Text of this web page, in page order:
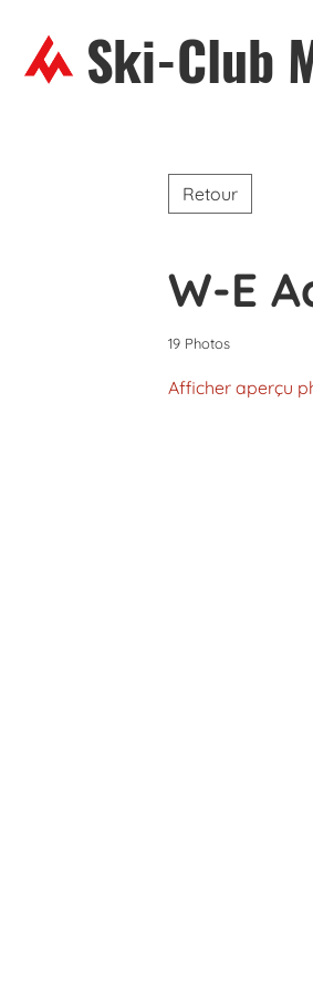
Ski-Club
Retour
W-E
19 Photos
Afficher aperçu